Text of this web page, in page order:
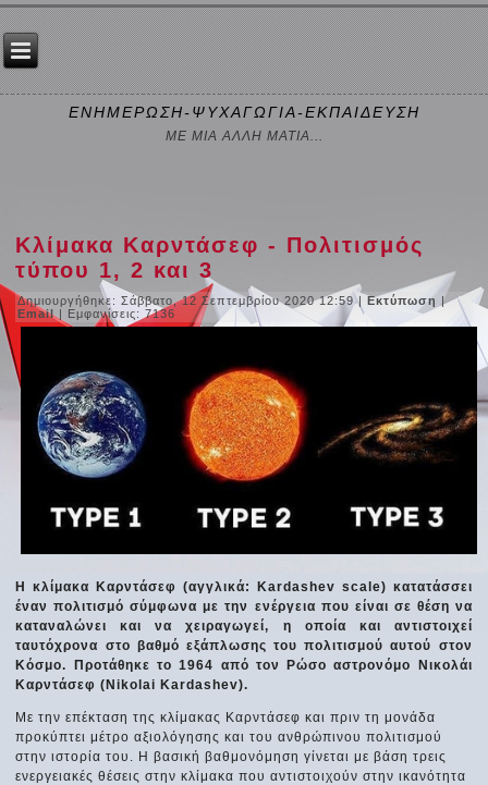
ΕΝΗΜΕΡΩΣΗ-ΨΥΧΑΓΩΓΙΑ-ΕΚΠΑΙΔΕΥΣΗ
ΜΕ ΜΙΑ ΑΛΛΗ ΜΑΤΙΑ...
Κλίμακα Καρντάσεφ - Πολιτισμός
τύπου 1, 2 και 3
Δημιουργήθηκε: Σάββατο, 12 Σεπτεμβρίου 2020 12:59|Εκτύπωση |
Email | Εμφανίσεις: 7136
Η κλίμακα Καρντάσεφ (αγγλικά: Kardashev scale) κατατάσσει
έναν πολιτισμό σύμφωνα με την ενέργεια που είναι σε θέση να
καταναλώνει και να χειραγωγεί, η οποία και αντιστοιχεί
ταυτόχρονα στο βαθμό εξάπλωσης του πολιτισμού αυτού στον
Κόσμο. Προτάθηκε το 1964 από τον Ρώσο αστρονόμο Νικολάι
Καρντάσεφ (Nikolai Kardashev).
Με την επέκταση της κλίμακας Καρντάσεφ και πριν τη μονάδα
προκύπτει μέτρο αξιολόγησης και του ανθρώπινου πολιτισμού
στην ιστορία του. Η βασική βαθμονόμηση γίνεται με βάση τρεις
ενεργειακές θέσεις στην κλίμακα που αντιστοιχούν στην ικανότητα